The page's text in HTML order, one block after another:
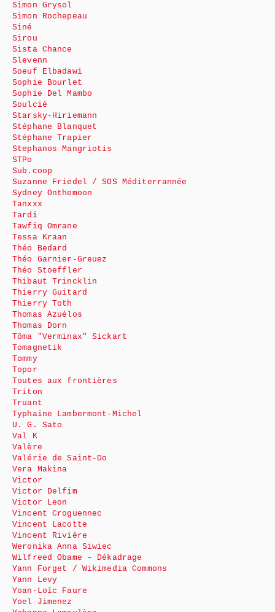
Simon Grysol
Simon Rochepeau
Siné
Sirou
Sista Chance
Slevenn
Soeuf Elbadawi
Sophie Bourlet
Sophie Del Mambo
Soulcié
Starsky-Hiriemann
Stéphane Blanquet
Stéphane Trapier
Stephanos Mangriotis
STPo
Sub.coop
Suzanne Friedel / SOS Méditerrannée
Sydney Onthemoon
Tanxxx
Tardi
Tawfiq Omrane
Tessa Kraan
Théo Bedard
Théo Garnier-Greuez
Théo Stoeffler
Thibaut Trincklin
Thierry Guitard
Thierry Toth
Thomas Azuélos
Thomas Dorn
Tôma "Verminax" Sickart
Tomagnetik
Tommy
Topor
Toutes aux frontières
Triton
Truant
Typhaine Lambermont-Michel
U. G. Sato
Val K
Valère
Valérie de Saint-Do
Vera Makina
Victor
Victor Delfim
Victor Leon
Vincent Croguennec
Vincent Lacotte
Vincent Rivière
Weronika Anna Siwiec
Wilfreed Obame – Dékadrage
Yann Forget / Wikimedia Commons
Yann Levy
Yoan-Loïc Faure
Yoel Jimenez